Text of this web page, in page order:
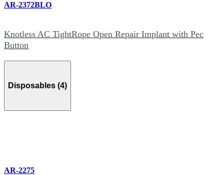
AR-2372BLO
Knotless AC TightRope Open Repair Implant with Pec
Button
Disposables (4)
AR-2275